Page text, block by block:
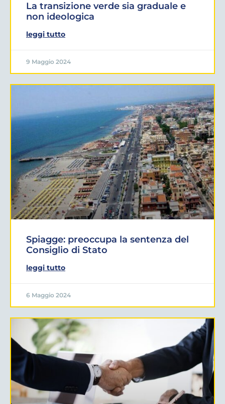
La transizione verde sia graduale e
non ideologica
leggi tutto
9 Maggio 2024
Spiagge: preoccupa la sentenza del
Consiglio di Stato
leggi tutto
6 Maggio 2024